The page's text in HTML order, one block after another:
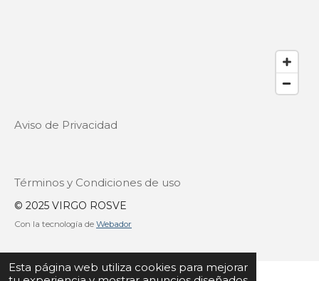
Esta página web utiliza cookies para mejorar
Aviso de Privacidad
Términos y Condiciones de uso
© 2025 VIRGO ROSVE
Con la tecnología de Webador